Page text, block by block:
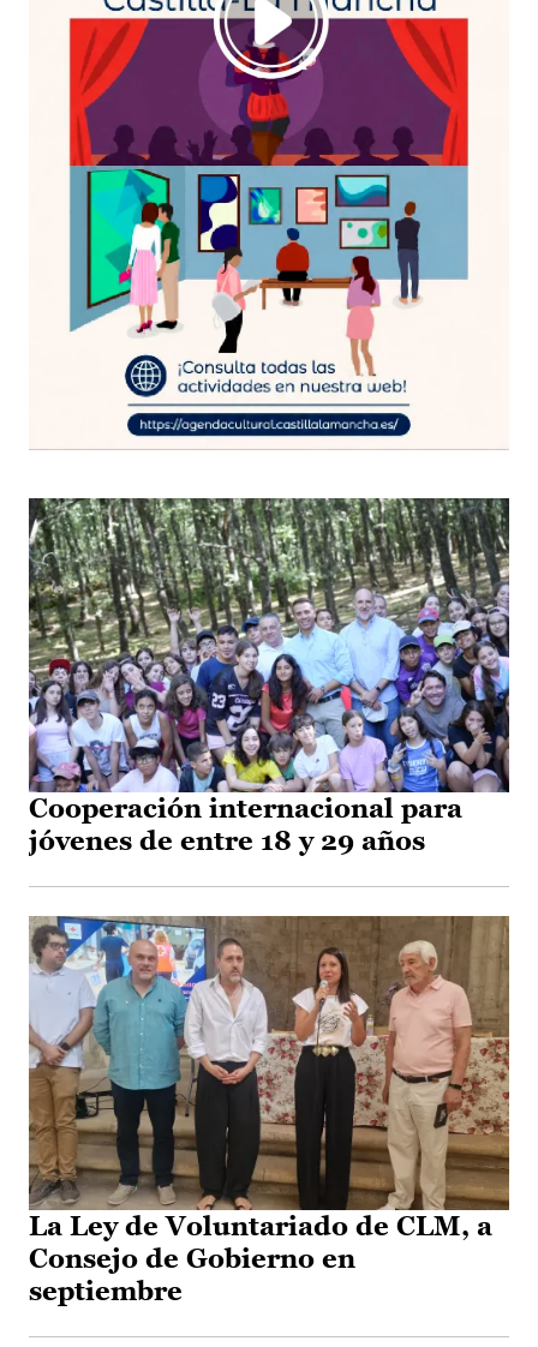
Cooperación internacional para
jóvenes de entre 18 y 29 años
La Ley de Voluntariado de CLM, a
Consejo de Gobierno en
septiembre